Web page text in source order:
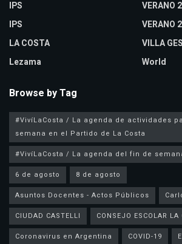
IPS
IPS
LA COSTA
Lezama
VERANO
VERANO
VILLA
World
Browse by Tag
#VivíLaCosta / La agenda de actividades
semana en el Partido de La Costa
#VivíLaCosta / La agenda del fin de
6 de agosto
8 de agosto
Asuntos Docentes - Actos Públicos
CIUDAD CASTELLI
CONSEJO ESCOLAR LA
Coronavirus en Argentina
COVID-19